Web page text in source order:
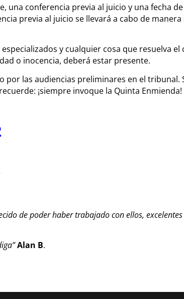
una conferencia previa al juicio y una fecha de
previa al juicio se llevará a cabo de
y cualquier cosa que resuelva el
o inocencia, deberá estar presente.
por las audiencias preliminares en el tribunal.
¡siempre invoque la Quinta Enmienda!
de poder haber trabajado con ellos, excelentes
Alan B.